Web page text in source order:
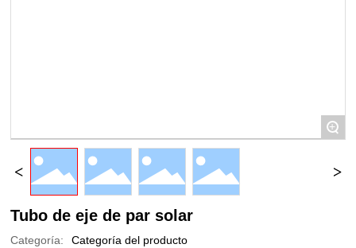
+
Tubo de eje de par solar
Categoría: Categoría del producto